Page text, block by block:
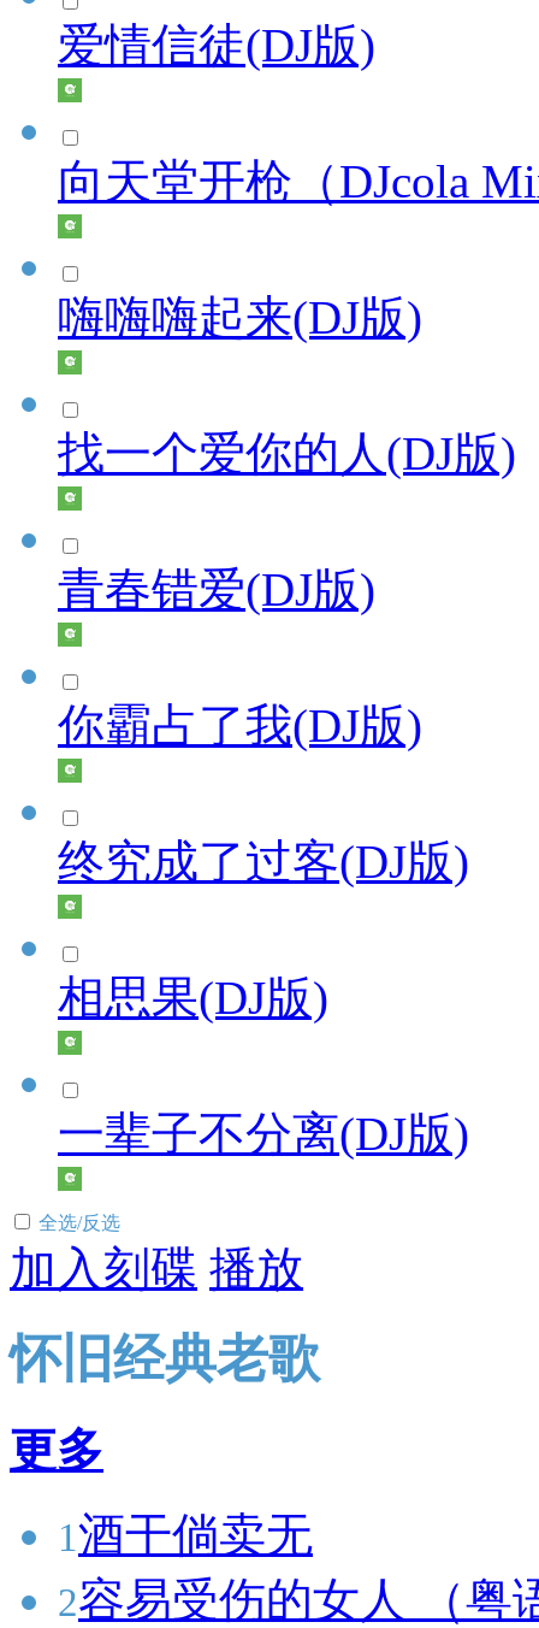
爱情信徒(DJ版)
向天堂开枪（DJcola
嗨嗨嗨起来(DJ版)
找一个爱你的人(DJ版)
青春错爱(DJ版)
你霸占了我(DJ版)
终究成了过客(DJ版)
相思果(DJ版)
一辈子不分离(DJ版)
全选/反选
加入刻碟 播放
怀旧经典老歌
更多
1酒干倘卖无
2容易受伤的女人 （粤